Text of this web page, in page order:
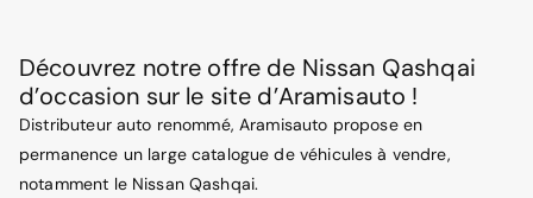
Découvrez notre offre de Nissan Qashqai
d’occasion sur le site d’Aramisauto !
Distributeur auto renommé, Aramisauto propose en
permanence un large catalogue de véhicules à vendre,
notamment le Nissan Qashqai.